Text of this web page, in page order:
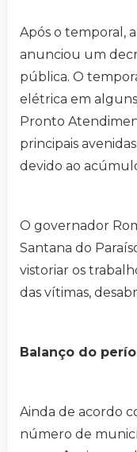
Após o temporal,
anunciou um
pública. O
elétrica em
Pronto
principais
devido ao
O governador
Santana do
vistoriar os
das vítimas,
Balanço do
Ainda de acordo
número de